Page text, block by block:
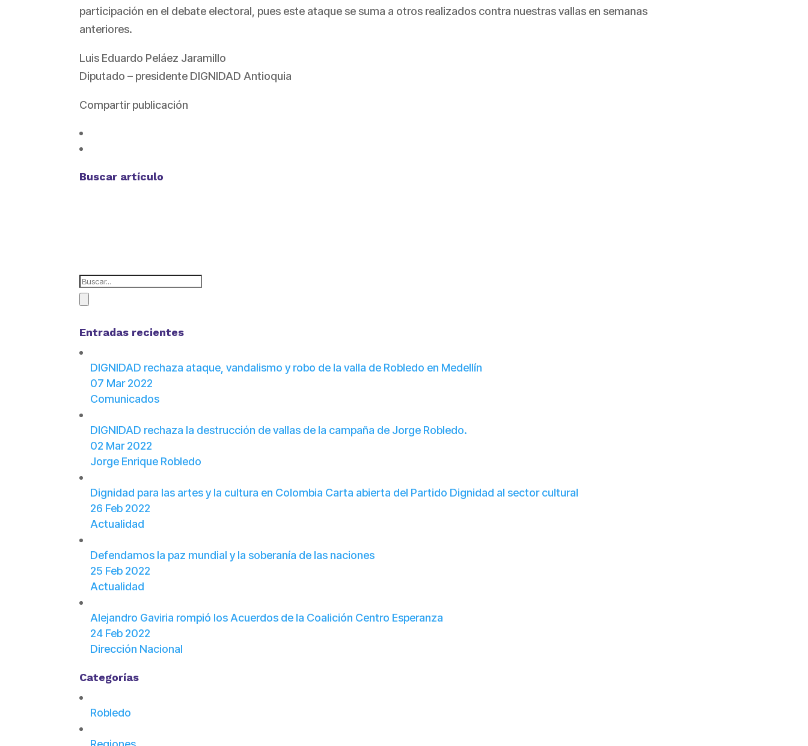
participación en el debate electoral, pues este ataque se suma a otros realizados contra nuestras vallas en semanas
anteriores.
Luis Eduardo Peláez Jaramillo
Diputado – presidente DIGNIDAD Antioquia
Compartir publicación
Buscar artículo
Entradas recientes
DIGNIDAD rechaza ataque, vandalismo y robo de la valla de Robledo en Medellín
07 Mar 2022
Comunicados
DIGNIDAD rechaza la destrucción de vallas de la campaña de Jorge Robledo.
02 Mar 2022
Jorge Enrique Robledo
Dignidad para las artes y la cultura en Colombia Carta abierta del Partido Dignidad al sector cultural
26 Feb 2022
Actualidad
Defendamos la paz mundial y la soberanía de las naciones
25 Feb 2022
Actualidad
Alejandro Gaviria rompió los Acuerdos de la Coalición Centro Esperanza
24 Feb 2022
Dirección Nacional
Categorías
Robledo